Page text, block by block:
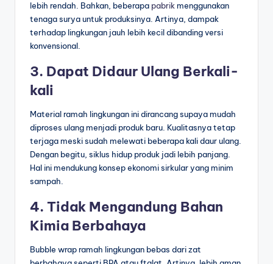
lebih rendah. Bahkan, beberapa pabrikmenggunakan
tenaga surya untuk produksinya. Artinya, dampak
terhadap lingkungan jauh lebih kecil dibanding versi
konvensional.
3. Dapat Didaur Ulang Berkali-
kali
Material ramah lingkungan ini dirancang supaya mudah
diproses ulang menjadi produk baru. Kualitasnya tetap
terjaga meski sudah melewati beberapa kali daur ulang.
Dengan begitu, siklus hidup produk jadi lebih panjang.
Hal ini mendukung konsep ekonomi sirkular yang minim
sampah.
4. Tidak Mengandung Bahan
Kimia Berbahaya
Bubble wrap ramah lingkungan bebas dari zat